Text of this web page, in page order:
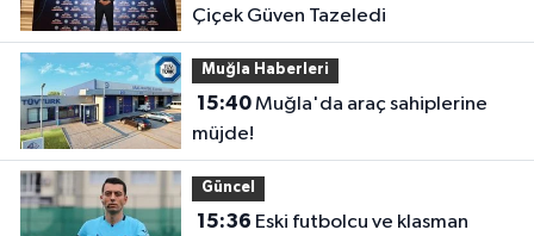
Çiçek Güven Tazeledi
Muğla Haberleri
15:40Muğla'da araç sahiplerine
müjde!
Güncel
15:36